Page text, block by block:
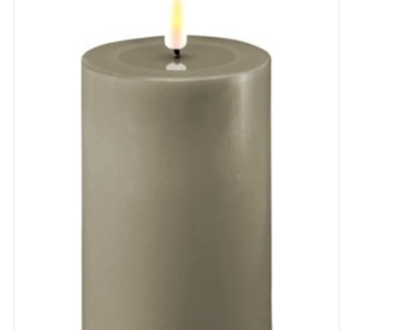
Kaarsenhouders